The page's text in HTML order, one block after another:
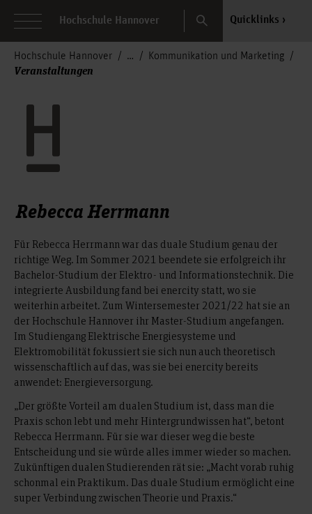
Hochschule Hannover Search Quicklinks
Hochschule Hannover Kommunikation und Marketing
Veranstaltungen
Rebecca Herrmann
Für Rebecca Herrmann war das duale Studium genau der
richtige Weg. Im Sommer 2021 beendete sie erfolgreich ihr
Bachelor-Studium der Elektro- und Informationstechnik. Die
integrierte Ausbildung fand bei enercity statt, wo sie
weiterhin arbeitet. Zum Wintersemester 2021/22 hat sie an
der Hochschule Hannover ihr Master-Studium angefangen.
Im Studiengang Elektrische Energiesysteme und
Elektromobilität fokussiert sie sich nun auch theoretisch
wissenschaftlich auf das, was sie bei enercity bereits
anwendet: Energieversorgung.
„Der größte Vorteil am dualen Studium ist, dass man die
Praxis schon lebt und mehr Hintergrundwissen hat“, betont
Rebecca Herrmann. Für sie war dieser weg die beste
Entscheidung und sie würde alles immer wieder so machen.
Zukünftigen dualen Studierenden rät sie: „Macht vorab ruhig
schonmal ein Praktikum. Das duale Studium ermöglicht eine
super Verbindung zwischen Theorie und Praxis.“